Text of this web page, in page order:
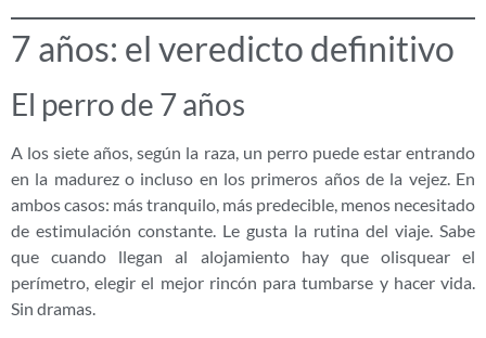
7 años: el veredicto definitivo
El perro de 7 años
A los siete años, según la raza, un perro puede estar entrando
en la madurez o incluso en los primeros años de la vejez. En
ambos casos: más tranquilo, más predecible, menos necesitado
de estimulación constante. Le gusta la rutina del viaje. Sabe
que cuando llegan al alojamiento hay que olisquear el
perímetro, elegir el mejor rincón para tumbarse y hacer vida.
Sin dramas.